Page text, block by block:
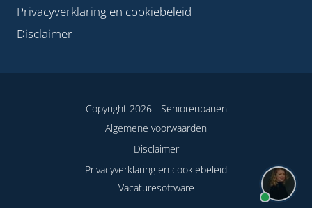
Privacyverklaring en cookiebeleid
Disclaimer
Copyright 2026 - Seniorenbanen
Algemene voorwaarden
Disclaimer
Privacyverklaring en cookiebeleid
Vacaturesoftware